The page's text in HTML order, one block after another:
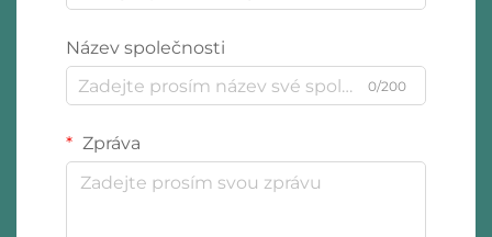
Název společnosti
0/200
Zpráva